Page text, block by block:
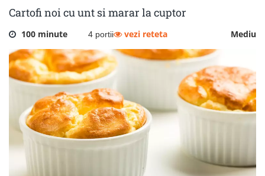
Cartofi noi cu unt si marar la cuptor
100 minute 4 portii Mediu
vezi reteta